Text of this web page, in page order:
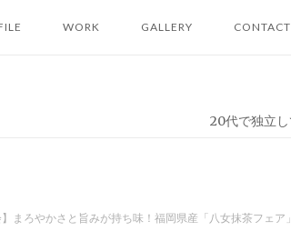
WORK GALLERY CONTACT
20代で独立
】まろやかさと旨みが持ち味！福岡県産「八女抹茶フェ